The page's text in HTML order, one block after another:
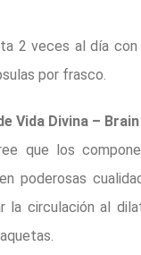
2 veces al día
por frasco.
Vida Divina – Brain
que los
poderosas
la circulación al